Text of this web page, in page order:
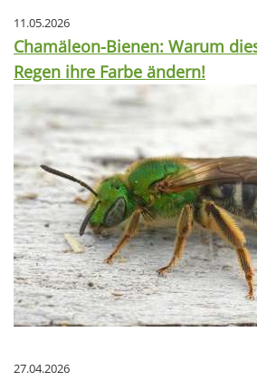
11.05.2026
Chamäleon-Bienen: Warum
Regen ihre Farbe ändern!
27.04.2026